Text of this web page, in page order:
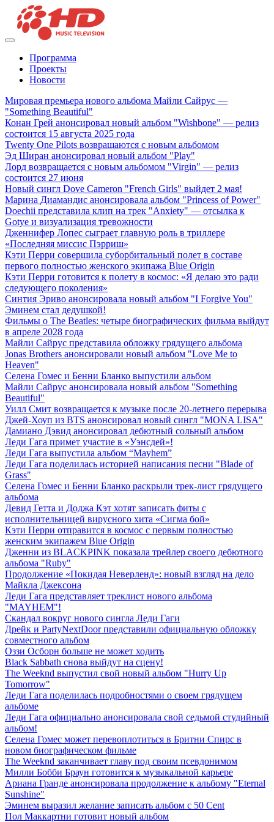
Программа
Проекты
Новости
Мировая премьера нового альбома Майли Сайрус —
"Something Beautiful"
Конан Грей анонсировал новый альбом "Wishbone" — релиз
состоится 15 августа 2025 года
Twenty One Pilots возвращаются с новым альбомом
Эд Ширан анонсировал новый альбом "Play"
Лорд возвращается с новым альбомом "Virgin" — релиз
состоится 27 июня
Новый сингл Dove Cameron "French Girls" выйдет 2 мая!
Марина Диамандис анонсировала альбом "Princess of Power"
Doechii представила клип на трек "Anxiety" — отсылка к
Gotye и визуализация тревожности
Дженнифер Лопес сыграет главную роль в триллере
«Последняя миссис Пэрриш»
Кэти Перри совершила суборбитальный полет в составе
первого полностью женского экипажа Blue Origin
Кэти Перри готовится к полету в космос: «Я делаю это ради
следующего поколения»
Синтия Эриво анонсировала новый альбом "I Forgive You"
Эминем стал дедушкой!
Фильмы о The Beatles: четыре биографических фильма выйдут
в апреле 2028 года
Майли Сайрус представила обложку грядущего альбома
Jonas Brothers анонсировали новый альбом "Love Me to
Heaven"
Селена Гомес и Бенни Бланко выпустили альбом
Майли Сайрус анонсировала новый альбом "Something
Beautiful"
Уилл Смит возвращается к музыке после 20-летнего перерыва
Джей-Хоуп из BTS анонсировал новый сингл "MONA LISA"
Дамиано Дэвид анонсировал дебютный сольный альбом
Леди Гага примет участие в «Уэнсдей»!
Леди Гага выпустила альбом “Mayhem”
Леди Гага поделилась историей написания песни "Blade of
Grass"
Селена Гомес и Бенни Бланко раскрыли трек-лист грядущего
альбома
Девид Гетта и Доджа Кэт хотят записать фиты с
исполнительницей вирусного хита «Сигма бой»
Кэти Перри отправится в космос с первым полностью
женским экипажем Blue Origin
Дженни из BLACKPINK показала трейлер своего дебютного
альбома "Ruby"
Продолжение «Покидая Неверленд»: новый взгляд на дело
Майкла Джексона
Леди Гага представляет треклист нового альбома
"MAYHEM"!
Скандал вокруг нового сингла Леди Гаги
Дрейк и PartyNextDoor представили официальную обложку
совместного альбом
Оззи Осборн больше не может ходить
Black Sabbath снова выйдут на сцену!
The Weeknd выпустил свой новый альбом "Hurry Up
Tomorrow"
Леди Гага поделилась подробностями о своем грядущем
альбоме
Леди Гага официально анонсировала свой седьмой студийный
альбом!
Селена Гомес может перевоплотиться в Бритни Спирс в
новом биографическом фильме
The Weeknd заканчивает главу под своим псевдонимом
Милли Бобби Браун готовится к музыкальной карьере
Ариана Гранде анонсировала продолжение к альбому "Eternal
Sunshine"
Эминем выразил желание записать альбом с 50 Cent
Пол Маккартни готовит новый альбом